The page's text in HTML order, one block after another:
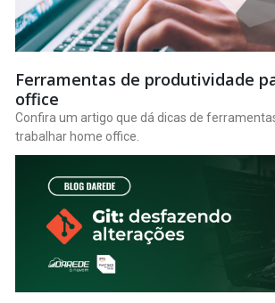
Ferramentas de produtividade
office
Confira um artigo que dá dicas de
trabalhar home office.